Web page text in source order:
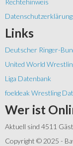
Rechtehinweis
Datenschutzerklärung
Links
Deutscher Ringer-
United World
Liga Datenbank
foeldeak Wrestling
Wer ist
Aktuell sind 4511
Copyright © 2025 -